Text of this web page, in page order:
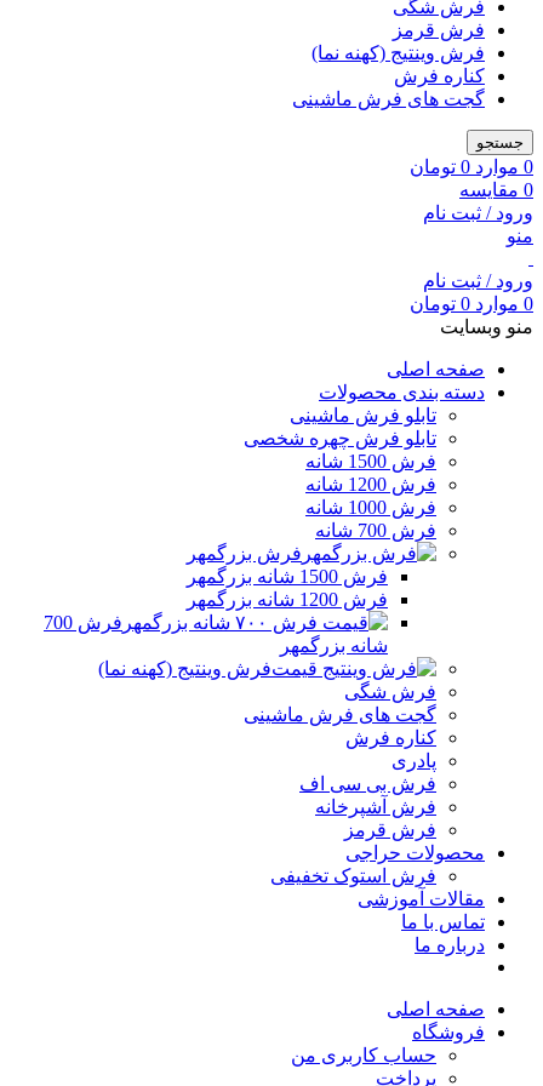
فرش شگی
فرش قرمز
فرش وینتیج (کهنه نما)
کناره فرش
گجت های فرش ماشینی
جستجو
0 موارد 0 تومان
0 مقایسه
ورود / ثبت نام
منو
ورود / ثبت نام
0 موارد 0 تومان
منو وبسایت
صفحه اصلی
دسته بندی محصولات
تابلو فرش ماشینی
تابلو فرش چهره شخصی
فرش 1500 شانه
فرش 1200 شانه
فرش 1000 شانه
فرش 700 شانه
فرش بزرگمهر
فرش 1500 شانه بزرگمهر
فرش 1200 شانه بزرگمهر
فرش 700
شانه بزرگمهر
فرش وینتیج (کهنه نما)
فرش شگی
گجت های فرش ماشینی
کناره فرش
پادری
فرش بی سی اف
فرش آشپرخانه
فرش قرمز
محصولات حراجی
فرش استوک تخفیفی
مقالات آموزشی
تماس با ما
درباره ما
صفحه اصلی
فروشگاه
حساب کاربری من
پرداخت